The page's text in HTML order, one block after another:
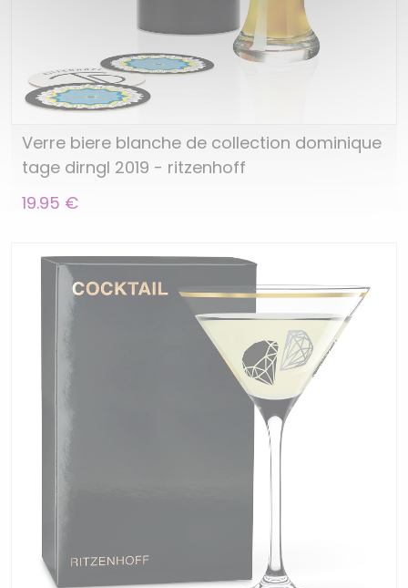
Verre biere blanche de collection dominique
tage dirngl 2019 - ritzenhoff
19.95 €